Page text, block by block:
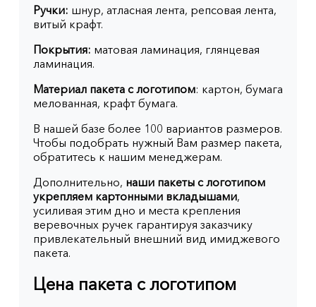
Ручки: шнур, атласная лента, репсовая лента,
витый крафт.
Покрытия: матовая ламинация, глянцевая
ламинация.
Материал пакета с логотипом: картон, бумага
мелованная, крафт бумага.
В нашей базе более 100 вариантов размеров.
Чтобы подобрать нужный Вам размер пакета,
обратитесь к нашим менеджерам.
Дополнительно, наши пакеты с логотипом
укрепляем картонными вкладышами,
усиливая этим дно и места крепления
веревочных ручек гарантируя заказчику
привлекательный внешний вид имиджевого
пакета.
Цена пакета с логотипом